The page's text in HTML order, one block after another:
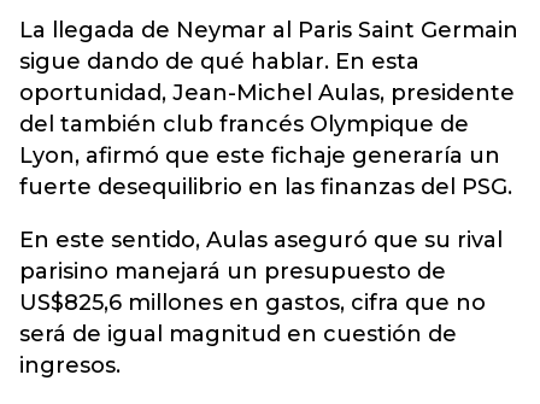
La llegada de Neymar al Paris Saint Germain
sigue dando de qué hablar. En esta
oportunidad, Jean-Michel Aulas, presidente
del también club francés Olympique de
Lyon, afirmó que este fichaje generaría un
fuerte desequilibrio en las finanzas del PSG.
En este sentido, Aulas aseguró que su rival
parisino manejará un presupuesto de
US$825,6 millones en gastos, cifra que no
será de igual magnitud en cuestión de
ingresos.